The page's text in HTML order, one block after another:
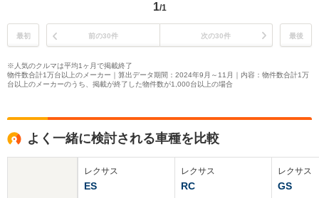
1/1
最初 前の30件 次の30件 最後
※人気のクルマは平均1ヶ月で掲載終了
物件数合計1万台以上のメーカー｜算出データ期間：2024年9月～11月｜内容：物件数合計1万
台以上のメーカーのうち、掲載が終了した物件数が1,000台以上の場合
よく一緒に検討される車種を比較
レクサス
ES
レクサス
RC
レクサス
GS